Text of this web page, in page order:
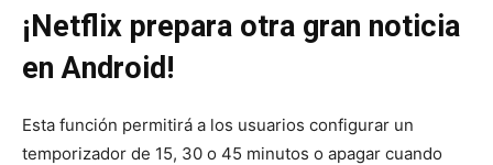
¡Netflix prepara otra gran noticia
en Android!
Esta función permitirá a los usuarios configurar un
temporizador de 15, 30 o 45 minutos o apagar cuando